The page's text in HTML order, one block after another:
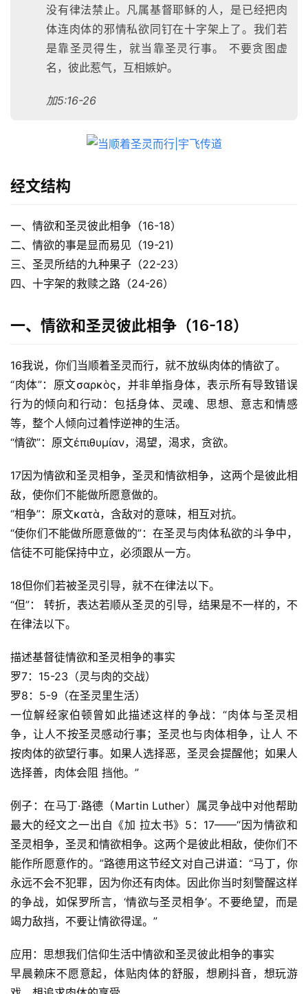
没有律法禁止。凡属基督耶稣的人，是已经把肉
体连肉体的邪情私欲同钉在十字架上了。我们若
是靠圣灵得生，就当靠圣灵行事。 不要贪图虚
名，彼此惹气，互相嫉妒。
加5:16-26
经文结构
一、情欲和圣灵彼此相争（16-18）
二、情欲的事是显而易见（19-21)
三、圣灵所结的九种果子（22-23）
四、十字架的救赎之路（24-26）
一、情欲和圣灵彼此相争（16-18）
16我说，你们当顺着圣灵而行，就不放纵肉体的情欲了。
“肉体”：原文σαρκὸς，并非单指身体，表示所有导致错误
行为的倾向和行动：包括身体、灵魂、思想、意志和情感
等，整个人倾向过着悖逆神的生活。
“情欲”：原文ἐπιθυμίαν，渴望，渴求，贪欲。
17因为情欲和圣灵相争，圣灵和情欲相争，这两个是彼此相
敌，使你们不能做所愿意做的。
“相争”：原文κατὰ，含敌对的意味，相互对抗。
“使你们不能做所愿意做的”：在圣灵与肉体私欲的斗争中，
信徒不可能保持中立，必须跟从一方。
18但你们若被圣灵引导，就不在律法以下。
“但”： 转折，表达若顺从圣灵的引导，结果是不一样的，不
在律法以下。
描述基督徒情欲和圣灵相争的事实
罗7：15-23（灵与肉的交战）
罗8：5-9（在圣灵里生活）
一位解经家伯顿曾如此描述这样的争战：“肉体与圣灵相
争，让人不按圣灵感动行事；圣灵也与肉体相争，让人 不
按肉体的欲望行事。如果人选择恶，圣灵会提醒他；如果人
选择善，肉体会阻 挡他。”
例子：在马丁·路德（Martin Luther）属灵争战中对他帮助
最大的经文之一出自《加 拉太书》5：17——“因为情欲和
圣灵相争，圣灵和情欲相争。这两个是彼此相敌，使你们不
能作所愿意作的。”路德用这节经文对自己讲道：“马丁，你
永远不会不犯罪，因为你还有肉体。因此你当时刻警醒这样
的争战，如保罗所言，‘情欲与圣灵相争’。不要绝望，而是
竭力敌挡，不要让情欲得逞。”
应用：思想我们信仰生活中情欲和圣灵彼此相争的事实
早晨赖床不愿意起，体贴肉体的舒服，想刷抖音，想玩游